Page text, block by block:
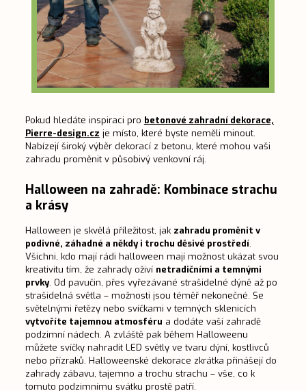
Pokud hledáte inspiraci pro betonové zahradní dekorace,
Pierre-design.cz je místo, které byste neměli minout.
Nabízejí široký výběr dekorací z betonu, které mohou vaši
zahradu proměnit v působivý venkovní ráj.
Halloween na zahradě: Kombinace strachu
a krásy
Halloween je skvělá příležitost, jak zahradu proměnit v
podivné, záhadné a někdy i trochu děsivé prostředí.
Všichni, kdo mají rádi halloween mají možnost ukázat svou
kreativitu tím, že zahrady oživí netradičními a temnými
prvky. Od pavučin, přes vyřezávané strašidelné dýněaž po
strašidelná světla – možnosti jsou téměř nekonečné. Se
světelnými řetězy nebo svíčkami v temných sklenicích
vytvoříte tajemnou atmosféru a dodáte vaší zahradě
podzimní nádech. A zvláště pak během Halloweenu
můžete svíčky nahradit LED světlyve tvaru dýní, kostlivců
nebo přízraků. Halloweenské dekorace zkrátka přinášejí do
zahrady zábavu, tajemno a trochu strachu – vše, co k
tomuto podzimnímu svátku prostě patří.